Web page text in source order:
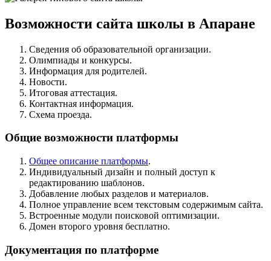
Возможности сайта школы в Апаране
Сведения об образовательной организации.
Олимпиады и конкурсы.
Информация для родителей.
Новости.
Итоговая аттестация.
Контактная информация.
Схема проезда.
Общие возможности платформы
Общее описание платформы.
Индивидуальный дизайн и полный доступ к
редактированию шаблонов.
Добавление любых разделов и материалов.
Полное управление всем текстовым содержимым сайта.
Встроенные модули поисковой оптимизации.
Домен второго уровня бесплатно.
Документация по платформе